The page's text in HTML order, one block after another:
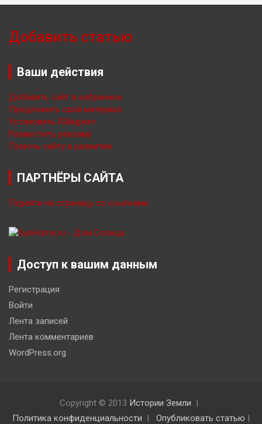
Добавить статью
Ваши действия
Добавить сайт в избранное
Предложить свой материал
Установить Я.Виджет
Разместить рекламу
Помочь сайту в развитии
ПАРТНЁРЫ САЙТА
Перейти на страницу со ссылками
Доступ к вашим данным
Регистрация
Войти
Лента записей
Лента комментариев
WordPress.org
Copyright © 2013 Истории Земли
Политика конфиденциальности
Опубликовать статью |